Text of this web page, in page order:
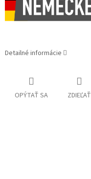
Detailné informácie
OPÝTAŤ SA ZDIEĽAŤ